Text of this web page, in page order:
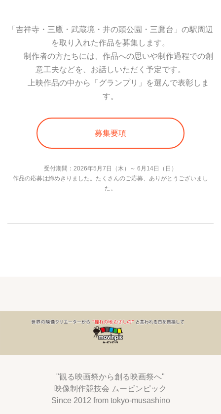
「吉祥寺・三鷹・武蔵境・井の頭公園・三鷹台」の駅周辺
を取り入れた作品を募集します。
制作者の方たちには、作品への思いや制作過程での創
意工夫などを、お話しいただく予定です。
上映作品の中から「グランプリ」を選んで表彰しま
す。
募集要項
受付期間：2026年5月7日（木）～ 6月14日（日）
作品の応募は締めきりました。たくさんのご応募、ありがとうございまし
た。
"観る映画祭から創る映画祭へ"
映像制作競技会 ムービンピック
Since 2012 from tokyo-musashino